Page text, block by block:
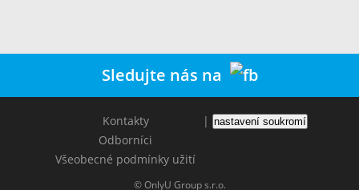
Sledujte nás na
Kontakty
Odborníci
Všeobecné podmínky užití
| nastavení soukromí
© OnlyU Group s.r.o.